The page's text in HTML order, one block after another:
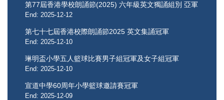
第77屆香港學校朗誦節(2025) 六年級英文獨誦組別 亞軍
End: 2025-12-12
第七十七屆香港校際朗誦節2025 ​​​​​​​英文集誦冠軍
End: 2025-12-10
琳明盃小學五人籃球比賽男子組冠軍及女子組冠軍
End: 2025-12-10
宣道中學60周年小學籃球邀請賽冠軍
End: 2025-12-09